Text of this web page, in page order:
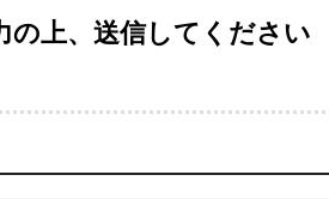
の上、送信してください